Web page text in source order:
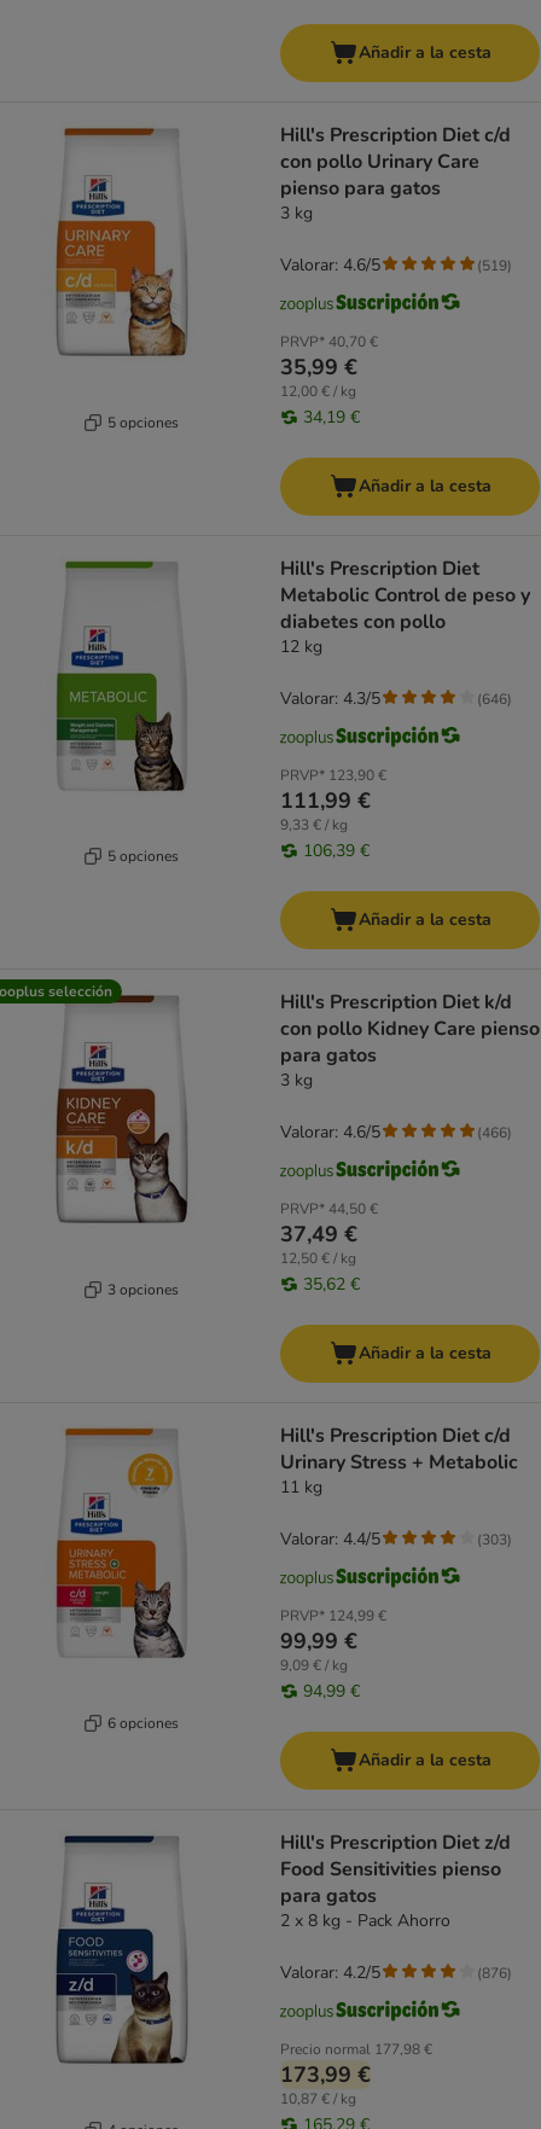
Añadir a la cesta
5 opciones
Hill's Prescription Diet c/d
con pollo Urinary Care
pienso para gatos
3 kg
PRVP*40,70 €
35,99 €
12,00 € / kg
34,19 €
Valorar: 4.6/5 (519)
Añadir a la cesta
5 opciones
Hill's Prescription Diet
Metabolic Control de peso y
diabetes con pollo
12 kg
PRVP* 123,90 €
111,99 €
9,33 € / kg
106,39 €
Valorar: 4.3/5 (646)
Añadir a la cesta
selección
3 opciones
Hill's Prescription Diet k/d
con pollo Kidney Care pienso
para gatos
3 kg
PRVP*44,50 €
37,49 €
12,50 € / kg
35,62 €
Valorar: 4.6/5 (466)
Añadir a la cesta
6 opciones
Hill's Prescription Diet c/d
Urinary Stress + Metabolic
11 kg
PRVP* 124,99 €
99,99 €
9,09 € / kg
94,99 €
Valorar: 4.4/5 (303)
Añadir a la cesta
Hill's Prescription Diet z/d
Food Sensitivities pienso
para gatos
2 x 8 kg - Pack Ahorro
Precio normal 177,98 €
173,99 €
10,87 € / kg
Valorar: 4.2/5 (876)